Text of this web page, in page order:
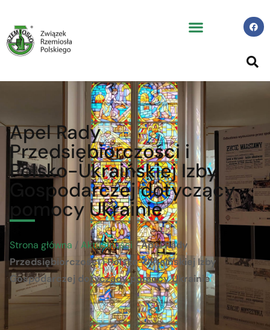
Apel Rady
Przedsiębiorczości i
Polsko-Ukraińskiej Izby
Gospodarczej dotyczący
pomocy Ukrainie
Strona główna / Aktualności /Apel Rady
Przedsiębiorczości i Polsko-Ukraińskiej Izby
Gospodarczej dotyczący pomocy Ukrainie